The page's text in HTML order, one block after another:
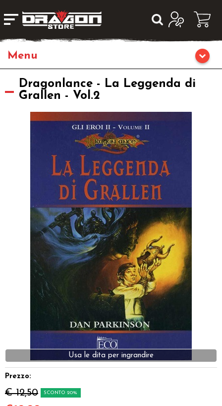
Giochi da Tavolo
Giochi di Carte Collezionabili
Miniature
Accessori
Giocattoli e Gadget
Offerte del Dragone
Dragonlance - La Leggenda di
Grallen - Vol.2
Prezzo:
€ 12,50 SCONTO 20%